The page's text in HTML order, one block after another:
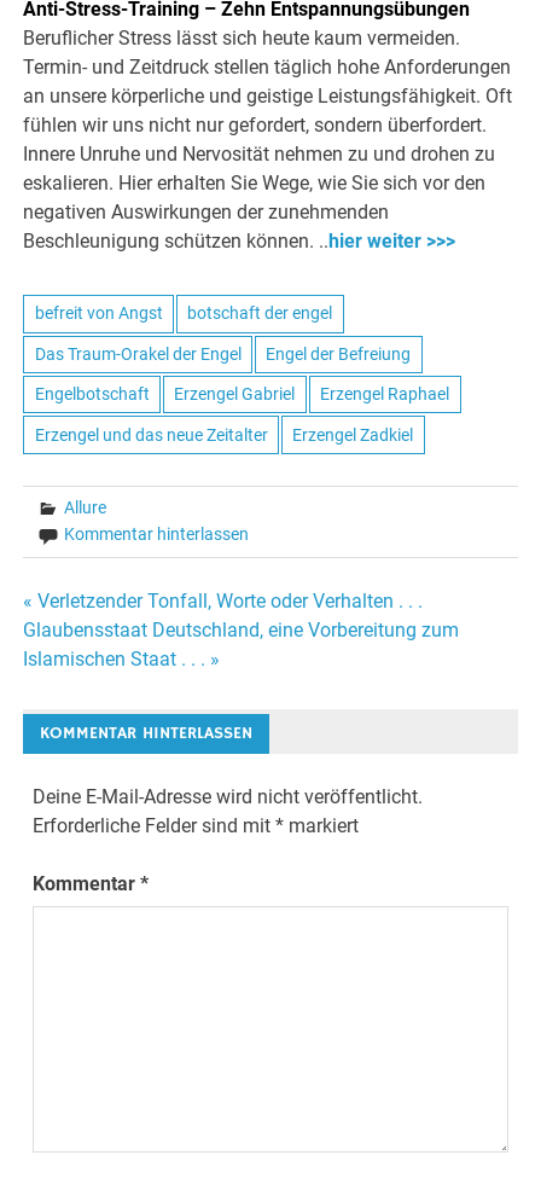
Anti-Stress-Training – Zehn Entspannungsübungen
Beruflicher Stress lässt sich heute kaum vermeiden.
Termin- und Zeitdruck stellen täglich hohe Anforderungen
an unsere körperliche und geistige Leistungsfähigkeit. Oft
fühlen wir uns nicht nur gefordert, sondern überfordert.
Innere Unruhe und Nervosität nehmen zu und drohen zu
eskalieren. Hier erhalten Sie Wege, wie Sie sich vor den
negativen Auswirkungen der zunehmenden
Beschleunigung schützen können. .. hier weiter >>>
befreit von Angst botschaft der engel
Das Traum-Orakel der Engel Engel der Befreiung
Engelbotschaft Erzengel Gabriel Erzengel Raphael
Erzengel und das neue Zeitalter Erzengel Zadkiel
Allure
Kommentar hinterlassen
Beitrags-
« Verletzender Tonfall, Worte oder Verhalten . . .
Glaubensstaat Deutschland, eine Vorbereitung zum
Islamischen Staat . . . »
KOMMENTAR HINTERLASSEN
Deine E-Mail-Adresse wird nicht veröffentlicht.
Erforderliche Felder sind mit* markiert
Kommentar*